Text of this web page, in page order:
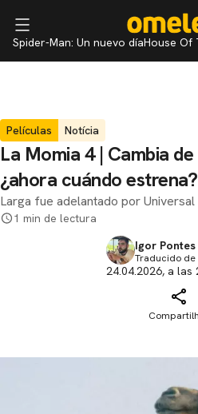
Spider-Man: Un nuevo díaHouse Of
Películas Notícia
La Momia 4 | Cambia
¿ahora cuándo estrena?
Larga fue adelantado por
1 min de lectura
Igor Pontes
Traducido de
24.04.2026, a las